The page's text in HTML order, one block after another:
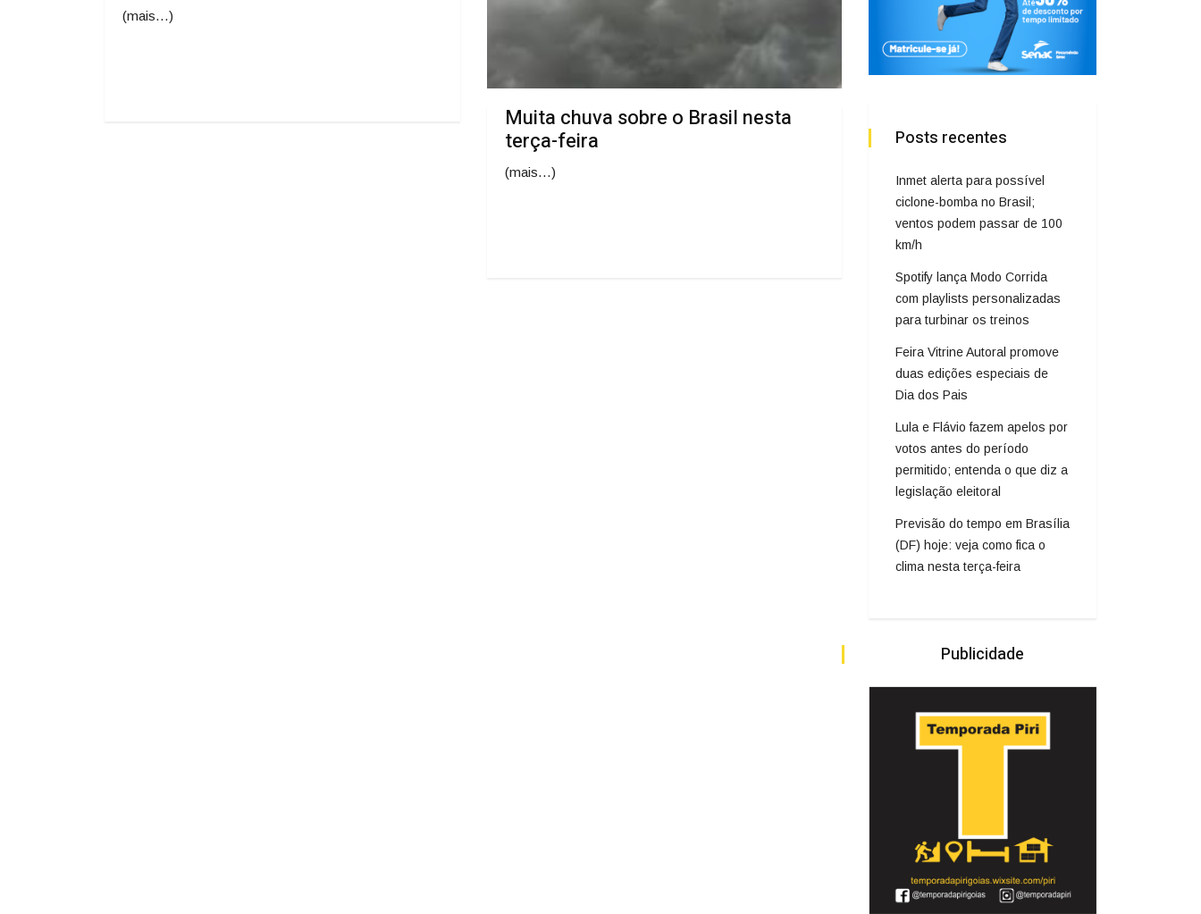
(mais…)
Muita chuva sobre o Brasil nesta
terça-feira
(mais…)
Posts recentes
Inmet alerta para possível
ciclone-bomba no Brasil;
ventos podem passar de 100
km/h
Spotify lança Modo Corrida
com playlists personalizadas
para turbinar os treinos
Feira Vitrine Autoral promove
duas edições especiais de
Dia dos Pais
Lula e Flávio fazem apelos por
votos antes do período
permitido; entenda o que diz a
legislação eleitoral
Previsão do tempo em Brasília
(DF) hoje: veja como fica o
clima nesta terça-feira
Publicidade